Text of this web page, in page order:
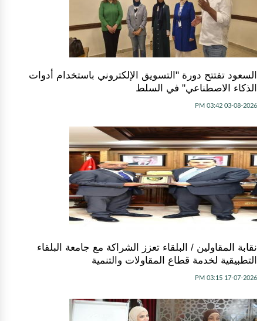
السعود تفتتح دورة "التسويق الإلكتروني باستخدام أدوات
الذكاء الاصطناعي" في السلط
03-08-2026 03:42 PM
نقابة المقاولين / البلقاء تعزز الشراكة مع جامعة البلقاء
التطبيقية لخدمة قطاع المقاولات والتنمية
17-07-2026 03:15 PM